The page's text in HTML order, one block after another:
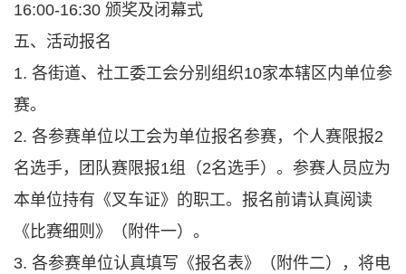
16:00-16:30 颁奖及闭幕式
五、活动报名
1. 各街道、社工委工会分别组织10家本辖区内单位参
赛。
2. 各参赛单位以工会为单位报名参赛，个人赛限报2
名选手，团队赛限报1组（2名选手）。参赛人员应为
本单位持有《叉车证》的职工。报名前请认真阅读
《比赛细则》（附件一）。
3. 各参赛单位认真填写《报名表》（附件二），将电